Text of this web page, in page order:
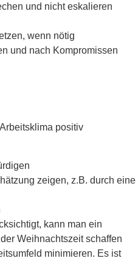
und nicht eskalieren
wenn nötig
und nach Kompromissen
positiv
zeigen, z.B. durch eine
kann man ein
Weihnachtszeit schaffen
minimieren. Es ist